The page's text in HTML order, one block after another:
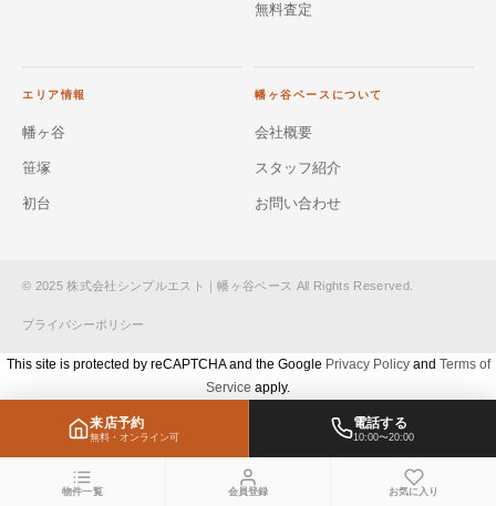
無料査定
エリア情報
幡ヶ谷
笹塚
初台
幡ヶ谷ベースについて
会社概要
スタッフ紹介
お問い合わせ
© 2025 株式会社シンプルエスト｜幡ヶ谷ベース All Rights Reserved.
プライバシーポリシー
This site is protected by reCAPTCHA and the Google Privacy Policyand Terms of
Service apply.
来店予約
無料・オンライン可
電話する
10:00〜20:00
物件一覧 会員登録 お気に入り